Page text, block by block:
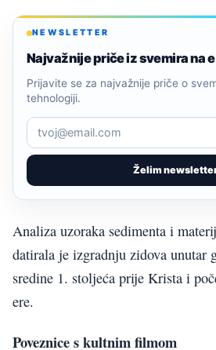
NEWSLETTER
Najvažnije priče iz svemira na
Želim
Prijavite se za najvažnije priče o
tehnologiji.
Analiza uzoraka sedimenta i
datirala je izgradnju zidova unutar
sredine 1. stoljeća prije Krista i
ere.
Poveznice s kultnim filmom